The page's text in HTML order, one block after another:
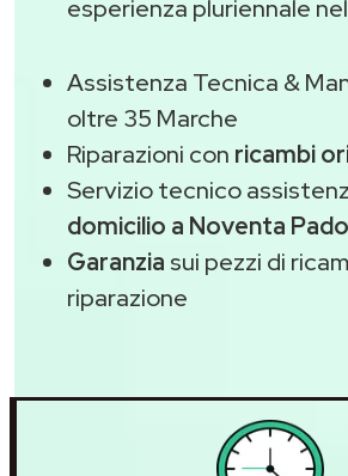
esperienza pluriennale
Assistenza Tecnica &
oltre 35 Marche
Riparazioni con ricambi
Servizio tecnico
domicilio a Noventa
Garanzia sui pezzi di
riparazione